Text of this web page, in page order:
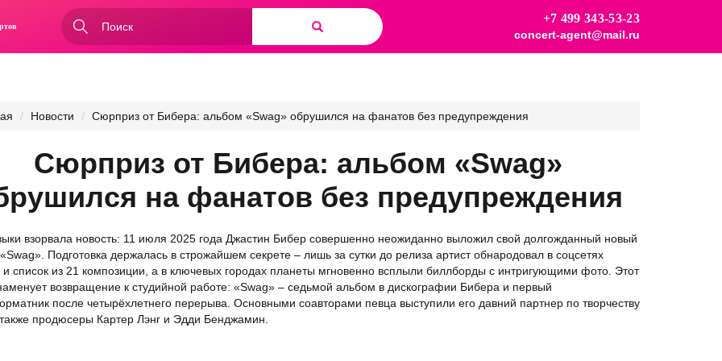
Форма
поиска
+7 499 343-53-23
concert-agent@mail.ru
Новости Сюрприз от Бибера: альбом «Swag» обрушился на фанатов без предупреждения
Сюрприз от Бибера: альбом «Swag»
на фанатов без предупреждения
взорвала новость: 11 июля 2025 года Джастин Бибер совершенно неожиданно выложил свой долгожданный новый
Подготовка держалась в строжайшем секрете – лишь за сутки до релиза артист обнародовал в соцсетях
и список из 21 композиции, а в ключевых городах планеты мгновенно всплыли биллборды с интригующими фото. Этот
возвращение к студийной работе: «Swag» – седьмой альбом в дискографии Бибера и первый
после четырёхлетнего перерыва. Основными соавторами певца выступили его давний партнер по творчеству
продюсеры Картер Лэнг и Эдди Бенджамин.